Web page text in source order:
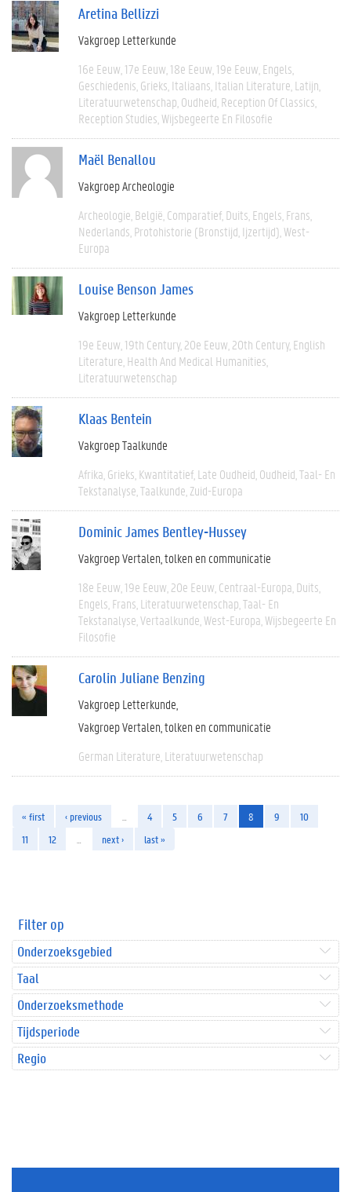
Aretina Bellizzi
Vakgroep Letterkunde
16e Eeuw 17e Eeuw 18e Eeuw 19e Eeuw Engels
Geschiedenis Grieks Italiaans Italian Literature Latijn
Literatuurwetenschap Oudheid Reception Of Classics
Reception Studies Wijsbegeerte En Filosofie
Maël Benallou
Vakgroep Archeologie
Archeologie België Comparatief Duits Engels Frans
Nederlands Protohistorie (bronstijd, Ijzertijd) West-
Europa
Louise Benson James
Vakgroep Letterkunde
19e Eeuw 19th Century 20e Eeuw 20th Century English
Literature Health And Medical Humanities
Literatuurwetenschap
Klaas Bentein
Vakgroep Taalkunde
Afrika Grieks Kwantitatief Late Oudheid Oudheid Taal- En
Tekstanalyse Taalkunde Zuid-Europa
Dominic James Bentley-Hussey
Vakgroep Vertalen, tolken en communicatie
18e Eeuw 19e Eeuw 20e Eeuw Centraal-Europa Duits
Engels Frans Literatuurwetenschap Taal- En
Tekstanalyse Vertaalkunde West-Europa Wijsbegeerte En
Filosofie
Carolin Juliane Benzing
Vakgroep Letterkunde
Vakgroep Vertalen, tolken en communicatie
German Literature Literatuurwetenschap
« first ‹ previous 4 5 6 7 8 9
10
11
12 next › last »
Filter op
Onderzoeksgebied
Taal
Onderzoeksmethode
Tijdsperiode
Regio